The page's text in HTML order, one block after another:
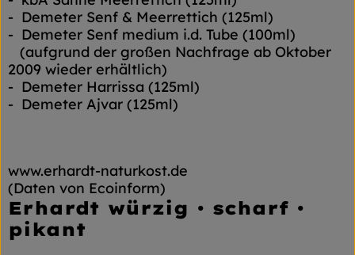
- Demeter Senf & Meerrettich (125ml)
- Demeter Senf medium i.d. Tube (100ml)
(aufgrund der großen Nachfrage ab Oktober
2009 wieder erhältlich)
- Demeter Harrissa (125ml)
- Demeter Ajvar (125ml)
www.erhardt-naturkost.de
(Daten von Ecoinform)
Erhardt würzig • scharf •
pikant